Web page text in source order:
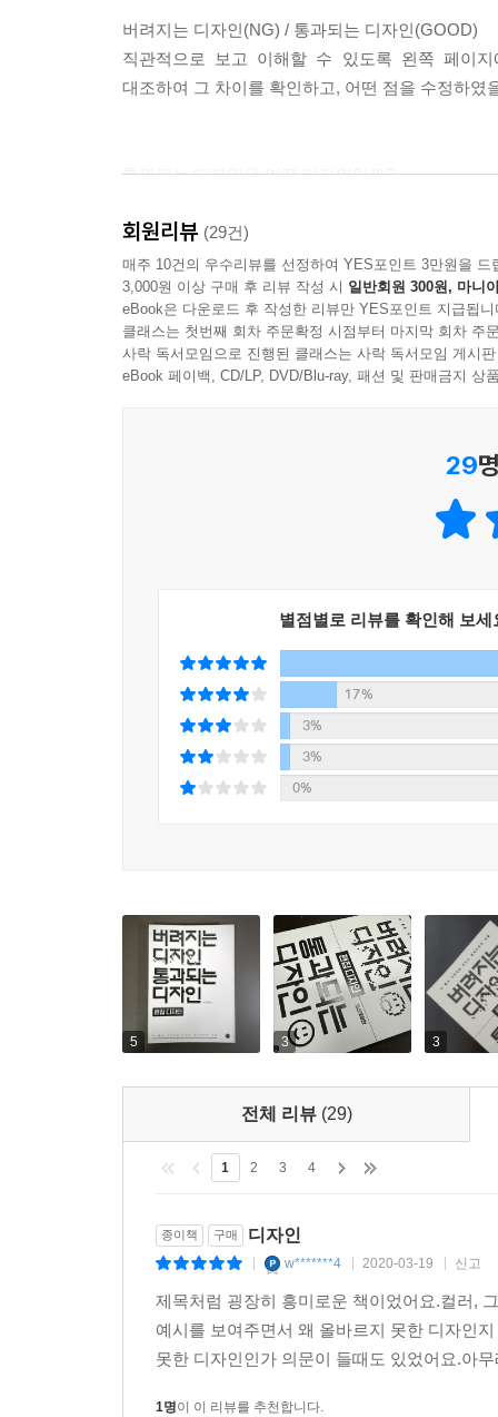
버려지는 디자인(NG) / 통과되는 디자인(GOOD)
직관적으로 보고 이해할 수 있도록 왼쪽 페이
대조하여 그 차이를 확인하고, 어떤 점을 수정하였
통과되는 디자인은 어떤 디자인일까?
이 책은 이러한 생각에서부터 시작되었습니다.
디자인의 분명한 차이를 느끼게 되었습니다.
그리고 이러한 현실적인 이야기를 들려주고 함께
디자인에는 원칙과 이유가 있어야 합니다.
회원리뷰 (29건)
매주 10건의 우수리뷰를 선정하여 YES포인트 3만원을 드
3,000원 이상 구매 후 리뷰 작성 시 일반회원 300원, 마니
eBook은 다운로드 후 작성한 리뷰만 YES포인트 지급됩니
클래스는 첫번째 회차 주문확정 시점부터 마지막 회차 주
사락 독서모임으로 진행된 클래스는 사락 독서모임 게시
eBook 페이백, CD/LP, DVD/Blu-ray, 패션 및 판매금지 상
29
별점별로 리뷰를 확인해 보세
17%
3%
3%
0%
5 3 3
전체 리뷰 (29)
1 2 3 4
종이책 구매 디자인
w*******4 2020-03-19 신고
제목처럼 굉장히 흥미로운 책이었어요.컬러,
예시를 보여주면서 왜 올바르지 못한 디자인
못한 디자인인가 의문이 들때도 있었어요.아
1명이 이 리뷰를 추천합니다.